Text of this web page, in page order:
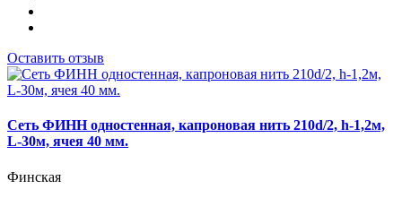
Оставить отзыв
Сеть ФИНН одностенная, капроновая нить 210d/2, h-1,2м,
L-30м, ячея 40 мм.
Финская